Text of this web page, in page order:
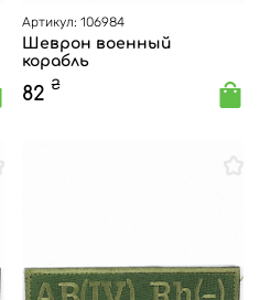
Артикул: 106984
Шеврон военный
корабль
82 ₴